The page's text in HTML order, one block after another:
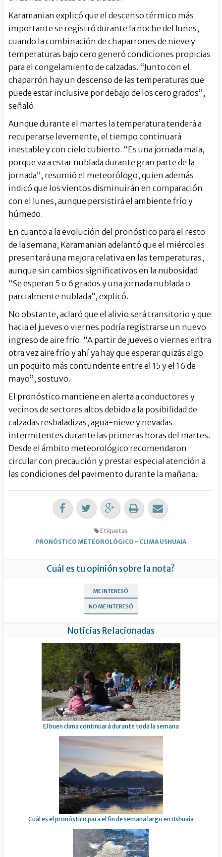
Karamanian explicó que el descenso térmico más
importante se registró durante la noche del lunes,
cuando la combinación de chaparrones de nieve y
temperaturas bajo cero generó condiciones propicias
para el congelamiento de calzadas. “Junto con el
chaparrón hay un descenso de las temperaturas que
puede estar inclusive por debajo de los cero grados”,
señaló.
Aunque durante el martes la temperatura tenderá a
recuperarse levemente, el tiempo continuará
inestable y con cielo cubierto. “Es una jornada mala,
porque va a estar nublada durante gran parte de la
jornada”, resumió el meteorólogo, quien además
indicó que los vientos disminuirán en comparación
con el lunes, aunque persistirá el ambiente frío y
húmedo.
En cuanto a la evolución del pronóstico para el resto
de la semana, Karamanian adelantó que el miércoles
presentará una mejora relativa en las temperaturas,
aunque sin cambios significativos en la nubosidad.
“Se esperan 5 o 6 grados y una jornada nublada o
parcialmente nublada”, explicó.
No obstante, aclaró que el alivio será transitorio y que
hacia el jueves o viernes podría registrarse un nuevo
ingreso de aire frío. “A partir de jueves o viernes entra
otra vez aire frío y ahí ya hay que esperar quizás algo
un poquito más contundente entre el 15 y el 16 de
mayo”, sostuvo.
El pronóstico mantiene en alerta a conductores y
vecinos de sectores altos debido a la posibilidad de
calzadas resbaladizas, agua-nieve y nevadas
intermitentes durante las primeras horas del martes.
Desde el ámbito meteorológico recomendaron
circular con precaución y prestar especial atención a
las condiciones del pavimento durante la mañana.
Etiquetas
PRONÓSTICO METEOROLÓGICO - CLIMA USHUAIA
Cuál es tu opinión sobre la nota?
ME INTERESÓ
NO ME INTERESÓ
Noticias Relacionadas
El buen clima continuará durante toda la semana
Cuál es el pronóstico para el fin de semana largo en Ushuaia